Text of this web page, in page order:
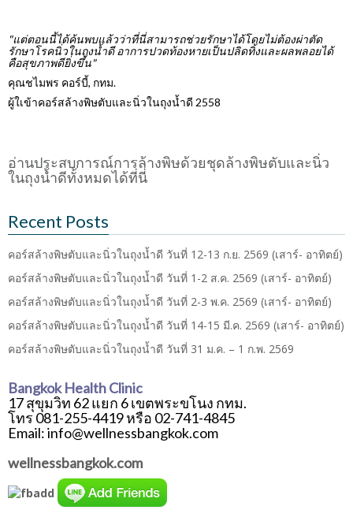
"แต่ตอนนี้ได้ค้นพบแล้วว่าที่นี่สามารถช่วยรักษาได้โดยไม่ต้องผ่าตัด
รักษาโรคนิ่วในถุงน้ำดี อาการปวดท้องหายเป็นปลิดทิ้งและผลพลอยได้
คือสุขภาพดียิ่งขึ้น"
คุณชไมพร คอร์บี้, กทม.
ผู้ใเข้าคอร์สล้างพิษตับและนิ่วในถุงน้ำดี 2558
อ่านประสบการณ์การล้างพิษด้วยชุดล้างพิษตับและนิ่ว
ในถุงน้ำดีทั้งหมดได้ที่นี่
Recent Posts
คอร์สล้างพิษตับและนิ่วในถุงน้ำดี วันที่ 12-13 ก.ย. 2569 (เสาร์- อาทิตย์)
คอร์สล้างพิษตับและนิ่วในถุงน้ำดี วันที่ 1-2 ส.ค. 2569 (เสาร์- อาทิตย์)
คอร์สล้างพิษตับและนิ่วในถุงน้ำดี วันที่ 2-3 พ.ค. 2569 (เสาร์- อาทิตย์)
คอร์สล้างพิษตับและนิ่วในถุงน้ำดี วันที่ 14-15 มี.ค. 2569 (เสาร์- อาทิตย์)
คอร์สล้างพิษตับและนิ่วในถุงน้ำดี วันที่ 31 ม.ค. – 1 ก.พ. 2569
Bangkok Health Clinic
17 สุขุมวิท 62 แยก 6 เขตพระขโนง กทม.
โทร 081-255-4419 หรือ 02-741-4845
Email: info@wellnessbangkok.com
wellnessbangkok.com